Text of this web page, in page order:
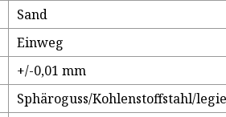
Sand
Einweg
+/-0,01 mm
Sphäroguss/Kohlenstoffstahl/